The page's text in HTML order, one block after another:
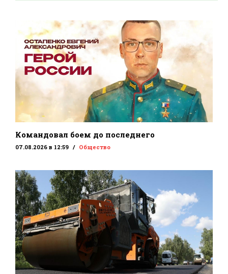
Командовал боем до последнего
07.08.2026 в 12:59 Общество